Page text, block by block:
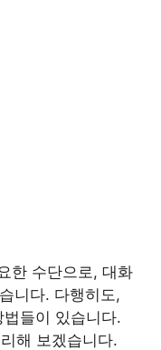
한 수단으로, 대화
니다. 다행히도,
들이 있습니다.
해 보겠습니다.